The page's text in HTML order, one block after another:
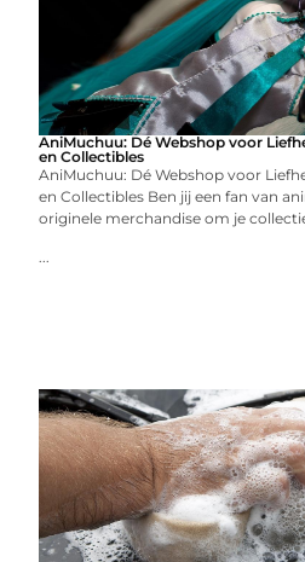
AniMuchuu: Dé Webshop voor
en Collectibles
AniMuchuu: Dé Webshop voor
en Collectibles Ben jij een fan van
originele merchandise om je
...